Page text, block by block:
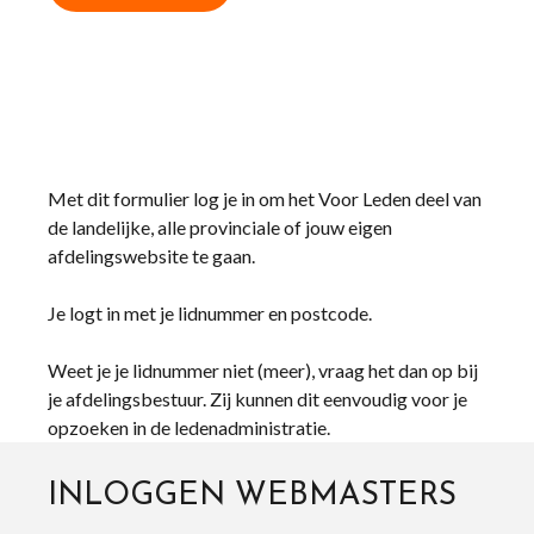
Met dit formulier log je in om het Voor Leden deel van
de landelijke, alle provinciale of jouw eigen
afdelingswebsite te gaan.
Je logt in met je lidnummer en postcode.
Weet je je lidnummer niet (meer), vraag het dan op bij
je afdelingsbestuur. Zij kunnen dit eenvoudig voor je
opzoeken in de ledenadministratie.
INLOGGEN WEBMASTERS